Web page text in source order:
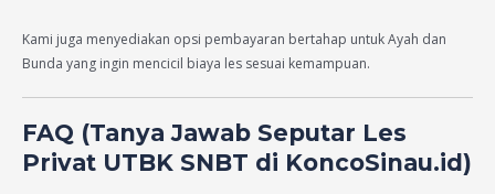
Kami juga menyediakan opsi pembayaran bertahap untuk Ayah dan
Bunda yang ingin mencicil biaya les sesuai kemampuan.
FAQ (Tanya Jawab Seputar Les
Privat UTBK SNBT di KoncoSinau.id)